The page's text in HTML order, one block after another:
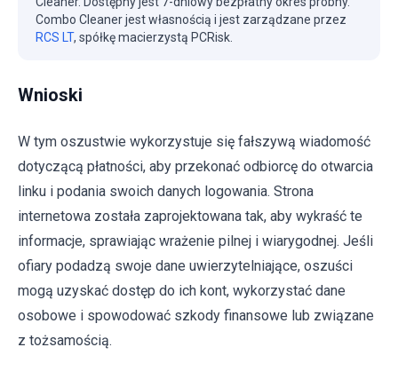
Combo Cleaner jest własnością i jest zarządzane przez
RCS LT, spółkę macierzystą PCRisk.
Wnioski
W tym oszustwie wykorzystuje się fałszywą wiadomość
dotyczącą płatności, aby przekonać odbiorcę do otwarcia
linku i podania swoich danych logowania. Strona
internetowa została zaprojektowana tak, aby wykraść te
informacje, sprawiając wrażenie pilnej i wiarygodnej. Jeśli
ofiary podadzą swoje dane uwierzytelniające, oszuści
mogą uzyskać dostęp do ich kont, wykorzystać dane
osobowe i spowodować szkody finansowe lub związane
z tożsamością.